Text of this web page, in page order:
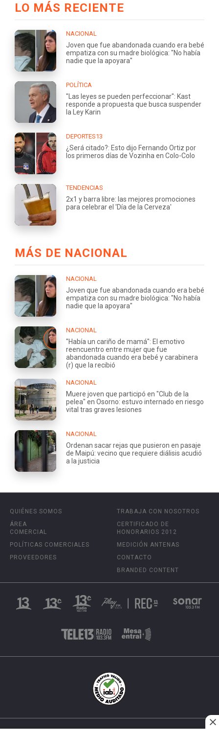
LO MÁS RECIENTE
NACIONAL
Joven que fue abandonada cuando era bebé
empatiza con su madre biológica: "No había
nadie que la apoyara"
POLÍTICA
"Las leyes se pueden perfeccionar": Kast
responde a propuesta que busca suspender
la Ley Karin
DEPORTES13
¿Será citado?: Esto dijo Fernando Ortiz por
los primeros días de Vozinha en Colo-Colo
TENDENCIAS
2x1 y barra libre: las mejores promociones
para celebrar el 'Día de la Cerveza'
MÁS DE NACIONAL
NACIONAL
Joven que fue abandonada cuando era bebé
empatiza con su madre biológica: "No había
nadie que la apoyara"
NACIONAL
"Había un cariño de mamá": El emotivo
reencuentro entre mujer que fue
abandonada cuando era bebé y carabinera
(r) que la recibió
NACIONAL
Muere joven que participó en "Club de la
pelea" en Osorno: estuvo internado en riesgo
vital tras graves lesiones
NACIONAL
Ordenan sacar rejas que pusieron en pasaje
de Maipú: vecino que requiere diálisis acudió
a la justicia
QUIÉNES SOMOS
ÁREA
COMERCIAL
POLÍTICAS COMERCIALES
PROVEEDORES
TRABAJA CON NOSOTROS
CERTIFICADO DE
HONORARIOS 2012
MEDICIÓN ANTENAS
CONTACTO
BRANDED CONTENT